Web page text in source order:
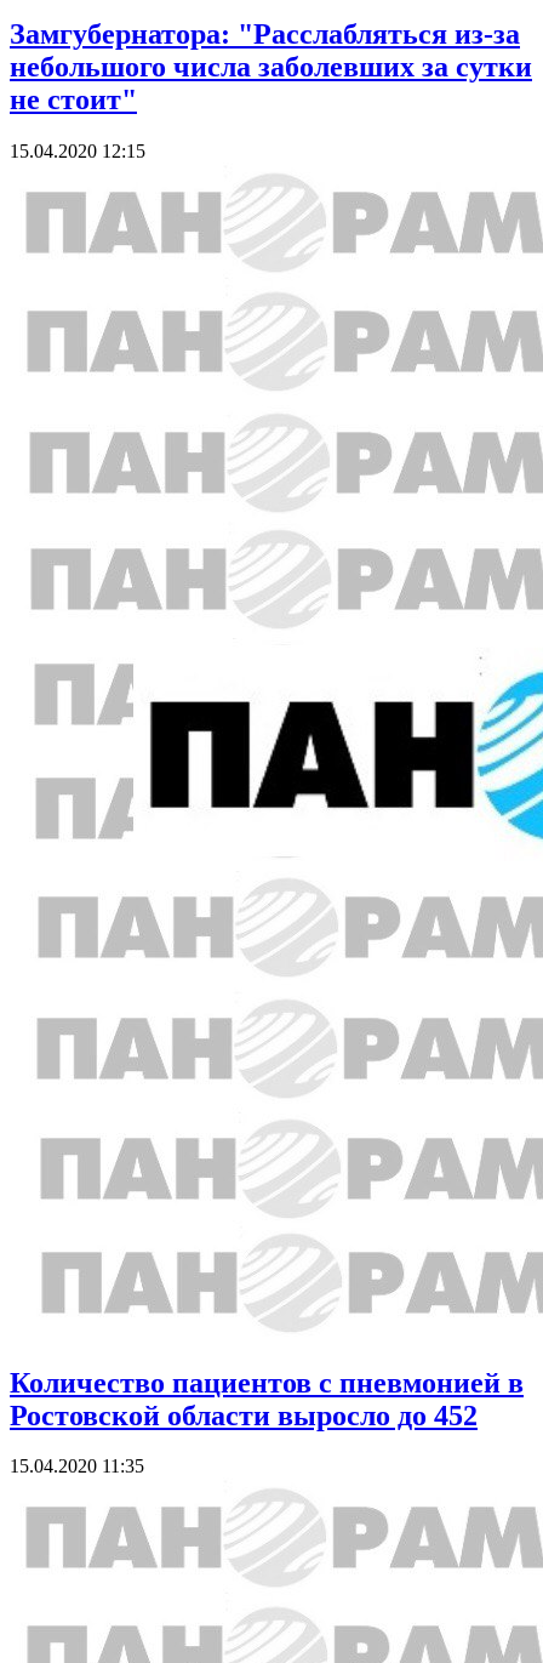
Замгубернатора: "Расслабляться из-за
небольшого числа заболевших за сутки
не стоит"
15.04.2020 12:15
Количество пациентов с пневмонией в
Ростовской области выросло до 452
15.04.2020 11:35